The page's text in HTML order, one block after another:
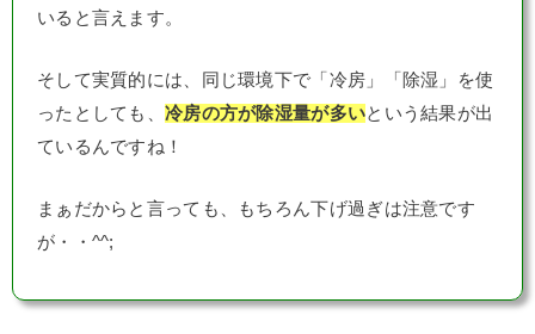
いると言えます。
そして実質的には、同じ環境下で「冷房」「除湿」を使
ったとしても、冷房の方が除湿量が多いという結果が出
ているんですね！
まぁだからと言っても、もちろん下げ過ぎは注意です
が・・^^;